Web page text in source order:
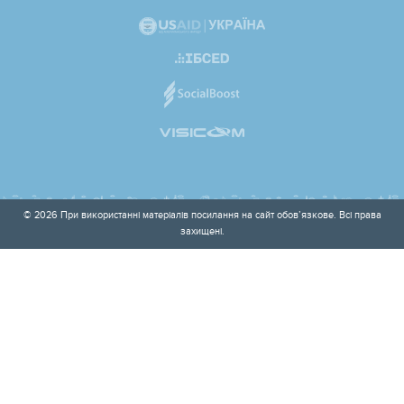
© 2026 При використанні матеріалів посилання на сайт обов’язкове. Всі права
захищені.